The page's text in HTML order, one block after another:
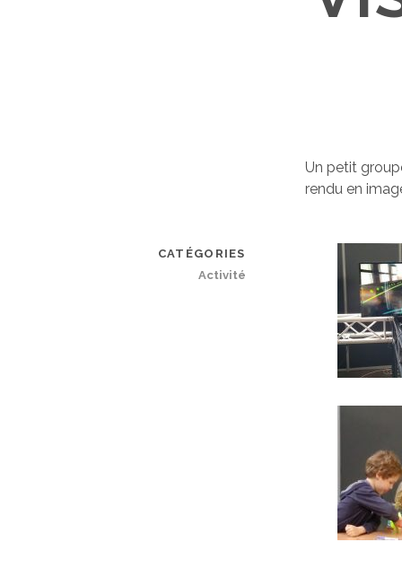
Un petit
rendu en
CATÉGORIES
Activité